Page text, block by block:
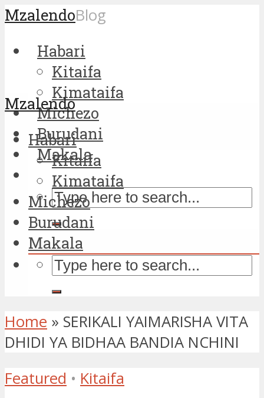
MzalendoBlog
Habari
Kitaifa
Kimataifa
Michezo
Burudani
Makala
Mzalendo
Habari
Kitaifa
Kimataifa
Michezo
Burudani
Makala
Home » SERIKALI YAIMARISHA VITA
DHIDI YA BIDHAA BANDIA NCHINI
Featured • Kitaifa